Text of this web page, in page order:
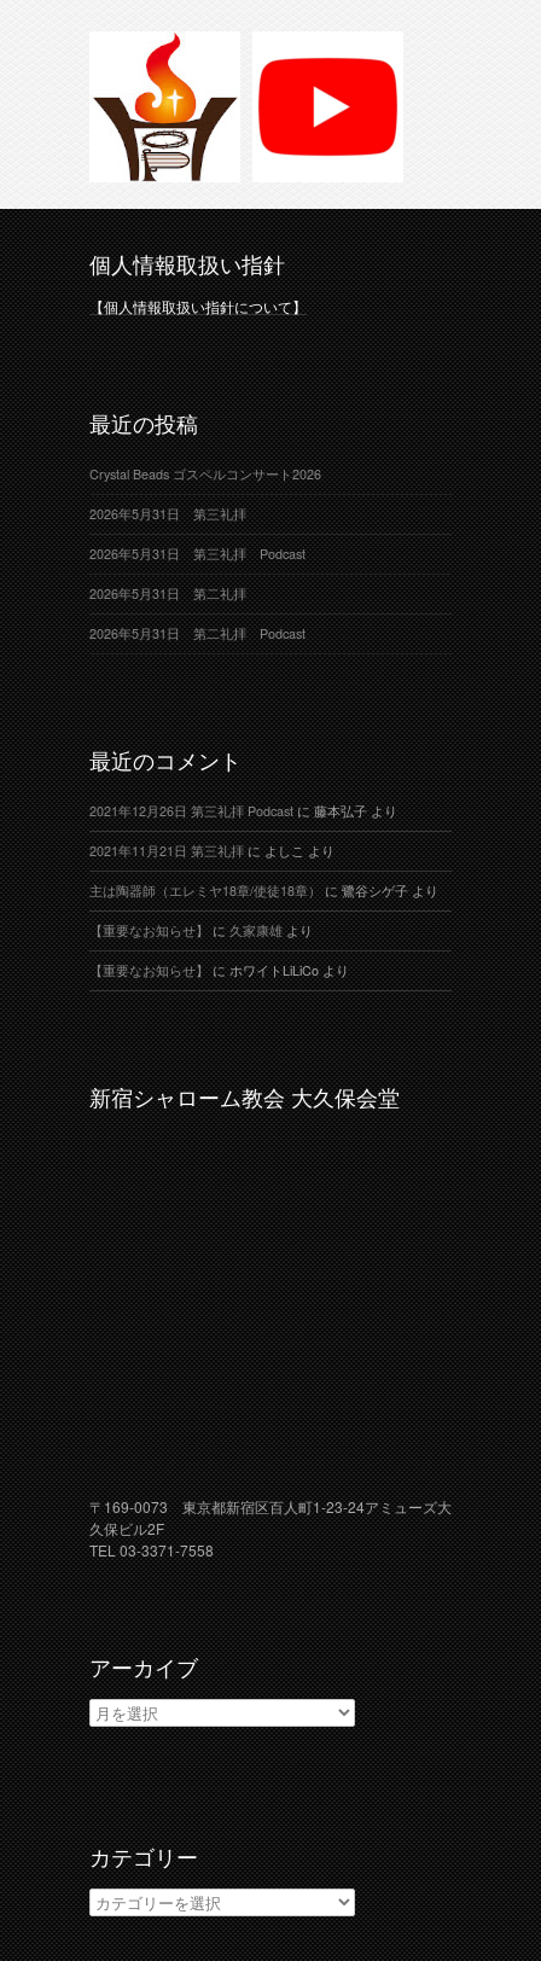
個人情報取扱い指針
【個人情報取扱い指針について】
最近の投稿
Crystal Beads ゴスペルコンサート2026
2026年5月31日 第三礼拝
2026年5月31日 第三礼拝 Podcast
2026年5月31日 第二礼拝
2026年5月31日 第二礼拝 Podcast
最近のコメント
2021年12月26日 第三礼拝 Podcastに藤本弘子より
2021年11月21日 第三礼拝によしこより
主は陶器師（エレミヤ18章/使徒18章）に鷺谷シゲ子より
【重要なお知らせ】に久家康雄より
【重要なお知らせ】にホワイトLiLiCoより
新宿シャローム教会 大久保会堂
〒169-0073 東京都新宿区百人町1-23-24アミューズ大
久保ビル2F
TEL 03-3371-7558
アーカイブ
ア
ー
カ
イ
ブ
カテゴリー
カ
テ
ゴ